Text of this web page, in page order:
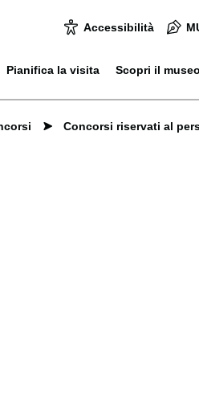
Accessibilità
Pianifica la visita Scopri il museo
Concorsi riservati al